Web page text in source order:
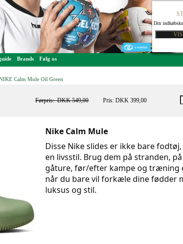
Din
Brands Følg os
Calm Mule Oil Green
Førpris:DKK 549,00 Pris: DKK 399,00
Nike Calm Mule
Disse Nike slides er ikke bare
en livsstil. Brug dem på stranden, på
gåture, før/efter kampe og træning
når du bare vil forkæle dine fødder
luksus og stil.